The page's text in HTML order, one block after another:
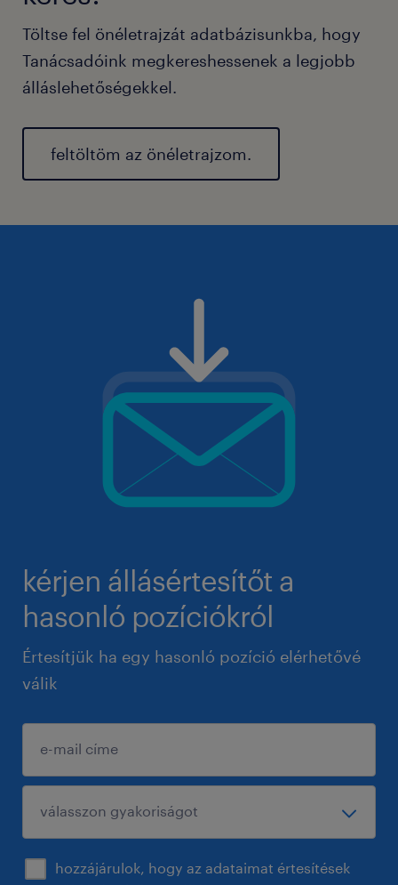
Töltse fel önéletrajzát adatbázisunkba, hogy
Tanácsadóink megkereshessenek a legjobb
álláslehetőségekkel.
feltöltöm az önéletrajzom.
kérjen állásértesítőt a
hasonló pozíciókról
Értesítjük ha egy hasonló pozíció elérhetővé
válik
hozzájárulok, hogy az adataimat értesítések